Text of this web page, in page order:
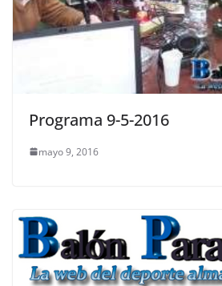
Programa 9-5-2016
mayo 9, 2016